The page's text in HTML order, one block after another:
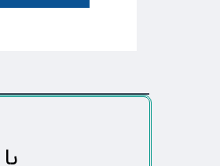
​با بیش